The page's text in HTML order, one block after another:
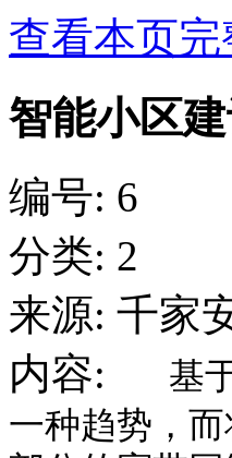
查看本页
智能小区
编号: 6
分类: 2
来源: 千家
内容:
基
一种趋势，